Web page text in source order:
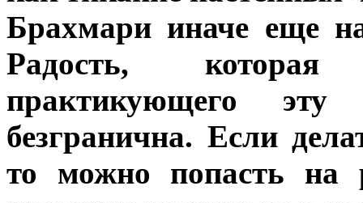
Брахмари иначе еще
Радость, которая
практикующего
безгранична. Если
то можно попасть на